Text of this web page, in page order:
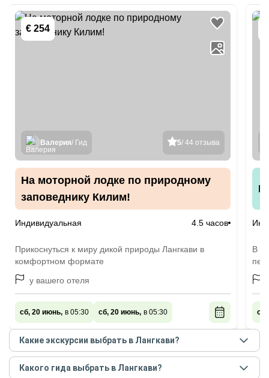
€ 254
5/ 44 отзыва
Валерия/ Гид
На моторной лодке по природному
заповеднику Килим!
Индивидуальная 4.5 часов
Прикоснуться к миру дикой природы Лангкави в
комфортном формате
у вашего отеля
сб, 20 июнь, в 05:30 сб, 20 июнь, в 05:30
В
Какие экскурсии выбрать в Лангкави?
Самые популярные экскурсиив Лангкавив
августе - сентябре 2026года:
Какого гида выбрать в Лангкави?